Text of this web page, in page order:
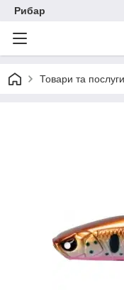
Рибар
Товари та послуги